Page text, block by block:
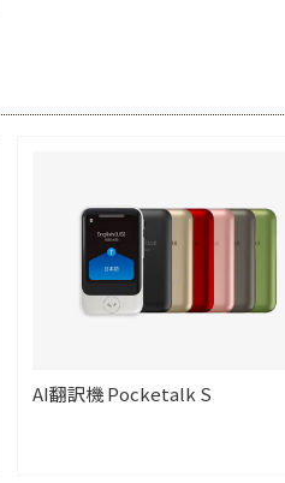
AI翻訳機 Pocketalk S